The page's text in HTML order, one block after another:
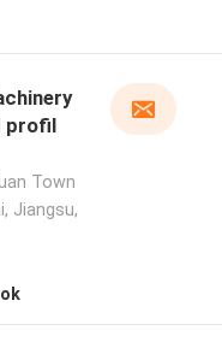
profil
Town
Jiangsu,